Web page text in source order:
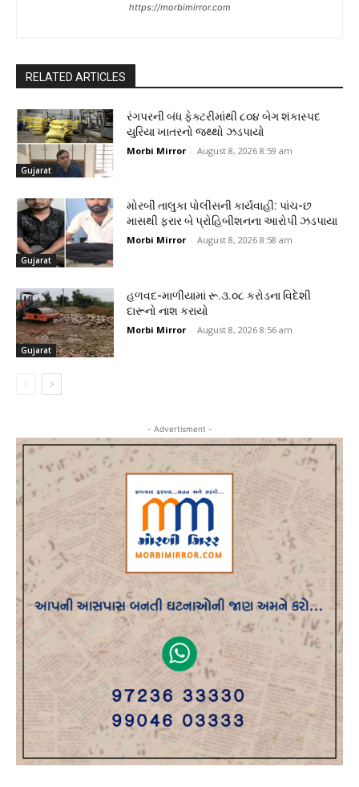
https://morbimirror.com
RELATED ARTICLES
Gujarat
રંગપરની બંધ ફેક્ટરીમાંથી ૮૦૪ બેગ શંકાસ્પદ
યુરિયા ખાતરનો જથ્થો ઝડપાયો
Morbi Mirror - August 8, 2026 8:59 am
Gujarat
મોરબી તાલુકા પોલીસની કાર્યવાહી: પાંચ-છ
માસથી ફરાર બે પ્રોહિબીશનના આરોપી ઝડપાયા
Morbi Mirror - August 8, 2026 8:58 am
Gujarat
હળવદ-માળીયામાં રૂ.૩.૦૮ કરોડના વિદેશી
દારૂનો નાશ કરાયો
Morbi Mirror - August 8, 2026 8:56 am
- Advertisment -